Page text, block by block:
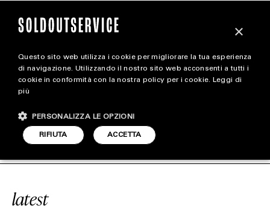
magazine
STYLE
FOOTWEAR
#BACKDOOR SOLDOUTSERVICE
latest
×
Questo sito web utilizza i cookie per migliorare la tua esperienza
di navigazione. Utilizzando il nostro sito web acconsenti a tutti i
cookie in conformità con la nostra policy per i cookie. Leggi di
più
ACCETTA
RIFIUTA
PERSONALIZZA LE OPZIONI